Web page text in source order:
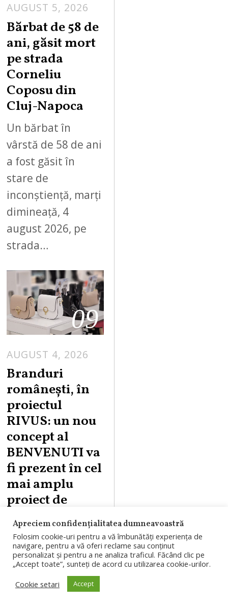
AUGUST 5, 2026
Bărbat de 58 de
ani, găsit mort
pe strada
Corneliu
Coposu din
Cluj-Napoca
Un bărbat în
vârstă de 58 de ani
a fost găsit în
stare de
inconștiență, marți
dimineață, 4
august 2026, pe
strada…
09
AUGUST 4, 2026
Branduri
românești, în
proiectul
RIVUS: un nou
concept al
BENVENUTI va
fi prezent în cel
mai amplu
proiect de
regenerare
urbană în
desfășurare din
țară
Cea mai mare
Apreciem confidențialitatea dumneavoastră
Folosim cookie-uri pentru a vă îmbunătăți experiența de
navigare, pentru a vă oferi reclame sau conținut
personalizat și pentru a ne analiza traficul. Făcând clic pe
„Accept toate”, sunteți de acord cu utilizarea cookie-urilor.
Cookie setari
Accept